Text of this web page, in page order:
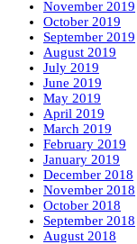
November 2019
October 2019
September 2019
August 2019
July 2019
June 2019
May 2019
April 2019
March 2019
February 2019
January 2019
December 2018
November 2018
October 2018
September 2018
August 2018